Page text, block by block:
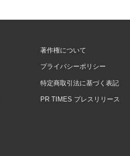
著作権について
プライバシーポリシー
特定商取引法に基づく表記
PR TIMES プレスリリース